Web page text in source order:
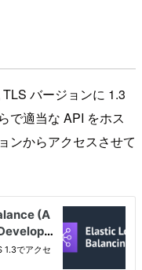
バージョンに 1.3
で適当な API をホス
ンからアクセスさせて